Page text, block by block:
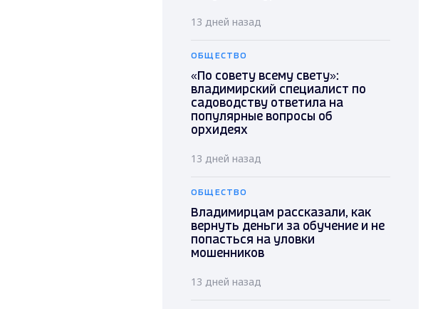
13 дней назад
ОБЩЕСТВО
«По совету всему свету»:
владимирский специалист по
садоводству ответила на
популярные вопросы об
орхидеях
13 дней назад
ОБЩЕСТВО
Владимирцам рассказали, как
вернуть деньги за обучение и не
попасться на уловки
мошенников
13 дней назад